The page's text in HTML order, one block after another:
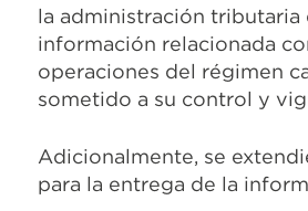
la administración tributaria
información relacionada
operaciones del régimen
sometido a su control y
Adicionalmente, se
para la entrega de la